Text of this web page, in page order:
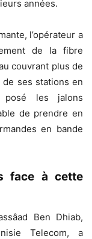
années.
l’opérateur a
de la fibre
couvrant plus de
ses stations en
posé les jalons
de prendre en
en bande
face à cette
Ben Dhiab,
Telecom, a